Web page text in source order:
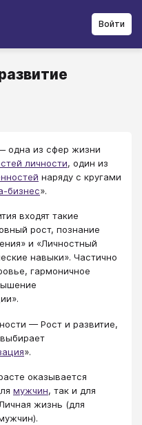
Войти
одна из сфер жизни
личности, один из
наряду с кругами
бизнес».
входят такие
рост, познание
и «Личностный
навыки». Частично
гармоничное
— Рост и развитие,
».
оказывается
мужчин, так и для
жизнь (для